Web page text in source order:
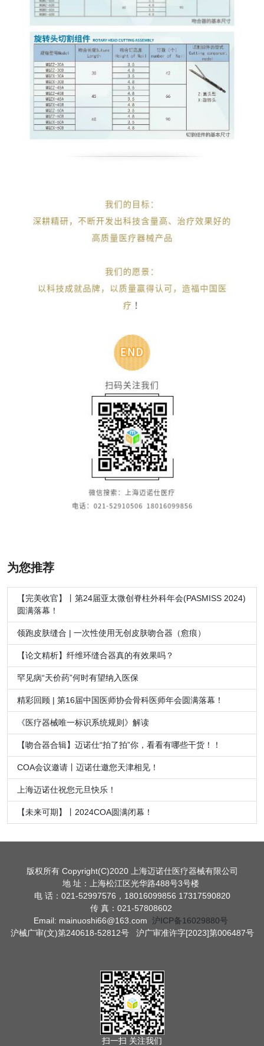
为您推荐
【完美收官】丨第24届亚太微创脊柱外科年会(PASMISS 2024)
圆满落幕！
领跑皮肤缝合 | 一次性使用无创皮肤吻合器（愈痕）
【论文精析】纤维环缝合器真的有效果吗？
罕见病“天价药”何时有望纳入医保
精彩回顾 | 第16届中国医师协会骨科医师年会圆满落幕！
《医疗器械唯一标识系统规则》解读
【吻合器合辑】迈诺仕“拍了拍”你，看看有哪些干货！！
COA会议邀请丨迈诺仕邀您天津相见！
上海迈诺仕祝您元旦快乐！
【未来可期】丨2024COA圆满闭幕！
版权所有 Copyright(C)2020 上海迈诺仕医疗器械有限公司
地 址：上海松江区光华路488号3号楼
电 话：021-52997576，18016099856 17317590820
传 真：021-57808602
Email: mainuoshi66@163.com 沪ICP备16029880号
沪械广审(文)第240618-52812号 沪广审准许字[2023]第006487号
扫一扫 关注我们